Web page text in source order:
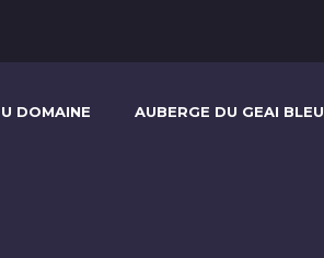
DOMAINE AUBERGE DU GEAI BLEU